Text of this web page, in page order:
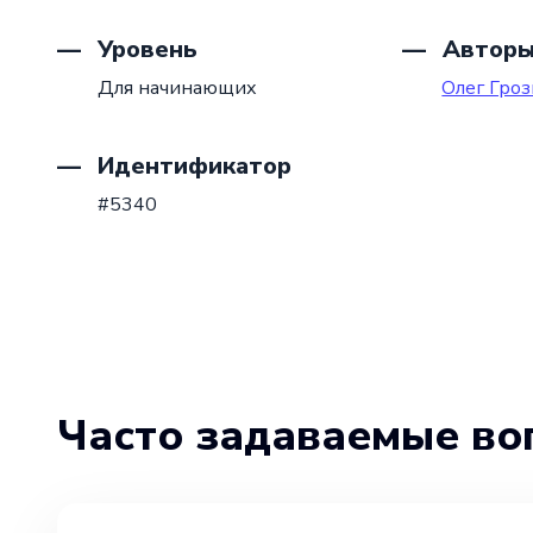
Уровень
Для начинающих
Авторы
Олег
Идентификатор
#5340
Часто задаваемые